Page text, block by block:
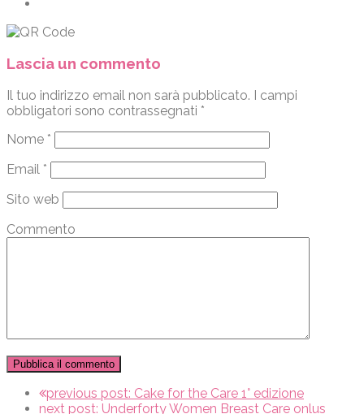
Lascia un commento
Il tuo indirizzo email non sarà pubblicato. I campi
obbligatori sono contrassegnati *
Nome *
Email *
Sito web
Commento
previous post: Cake for the Care 1° edizione
next post: Underforty Women Breast Care onlus